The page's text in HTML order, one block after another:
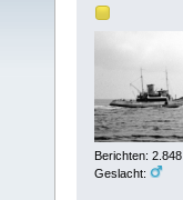
Berichten: 2.848
Geslacht: